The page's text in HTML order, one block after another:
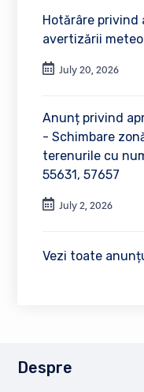
Hotărâre privind
avertizării
July 20, 2026
Anunț privind
- Schimbare
terenurile cu
55631, 57657
July 2, 2026
Vezi toate
Despre